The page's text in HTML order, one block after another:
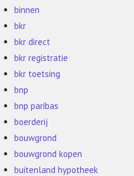
binnen
bkr
bkr direct
bkr registratie
bkr toetsing
bnp
bnp paribas
boerderij
bouwgrond
bouwgrond kopen
buitenland hypotheek